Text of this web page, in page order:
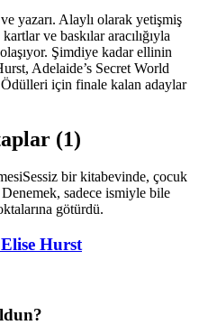
yazarı. Alaylı olarak yetişmiş
ve baskılar aracılığıyla
Şimdiye kadar ellinin
Adelaide’s Secret World
için finale kalan adaylar
(1)
Sessiz bir kitabevinde, çocuk
sadece ismiyle bile
götürdü.
Hurst